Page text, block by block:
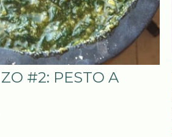
#2: PESTO A